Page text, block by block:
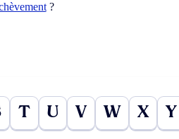
?
T U V W X Y